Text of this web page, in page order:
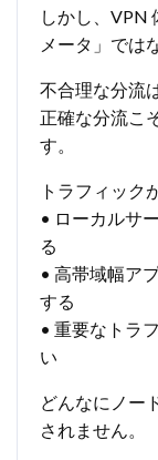
しかし、VPN
メータ」では
不合理な分流
正確な分流こ
す。
トラフィック
• ローカルサ
る
• 高帯域幅ア
する
• 重要なトラ
い
どんなにノー
されません。